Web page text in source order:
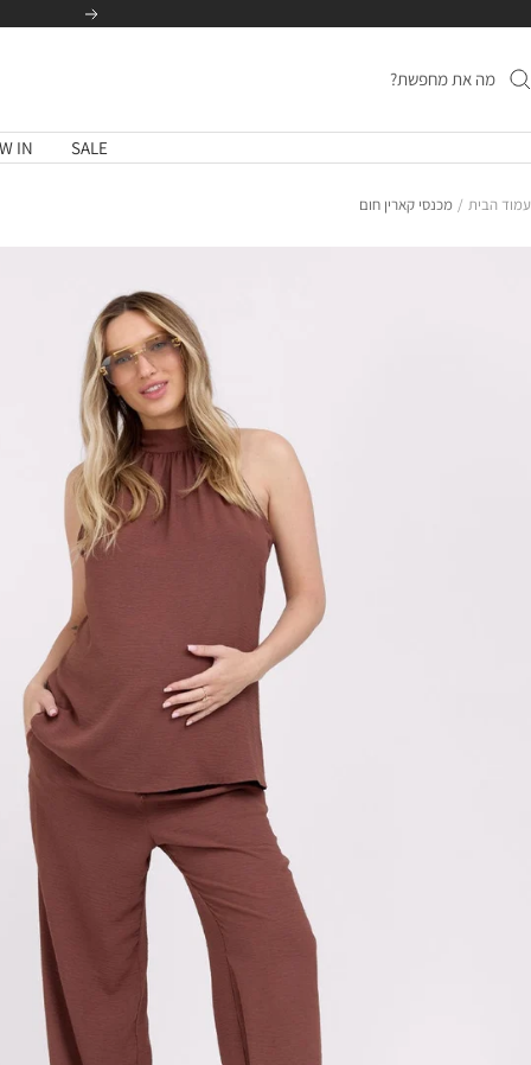
הקודם
SALE
IN
עמוד הבית מכנסי קארין חום